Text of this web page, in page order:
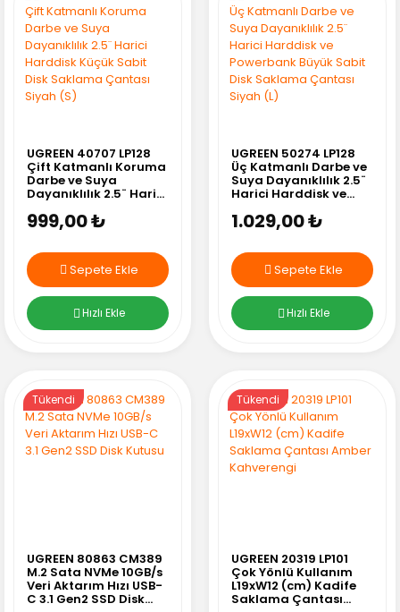
UGREEN 40707 LP128
Çift Katmanlı Koruma
Darbe ve Suya
Dayanıklılık 2.5¨ Harici
Disk Saklama Çantası
Siyah (S)
999,00 ₺
Sepete Ekle
Hızlı Ekle
UGREEN 50274 LP128
Üç Katmanlı Darbe ve
Suya Dayanıklılık 2.5¨
Harici Harddisk ve
Sabit Disk Saklama
Çantası Siyah (L)
1.029,00 ₺
Sepete Ekle
Hızlı Ekle
Tükendi
UGREEN 80863 CM389
M.2 Sata NVMe 10GB/s
Veri Aktarım Hızı USB-
C 3.1 Gen2 SSD Disk
Tükendi
UGREEN 20319 LP101
Çok Yönlü Kullanım
L19xW12 (cm) Kadife
Saklama Çantası